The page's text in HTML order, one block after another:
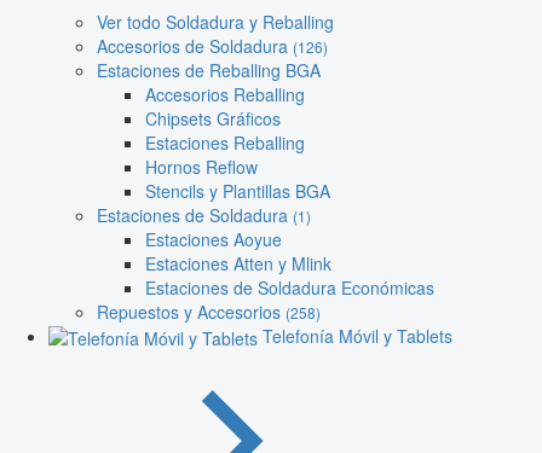
Ver todo Soldadura y Reballing
Accesorios de Soldadura (126)
Estaciones de Reballing BGA
Accesorios Reballing
Chipsets Gráficos
Estaciones Reballing
Hornos Reflow
Stencils y Plantillas BGA
Estaciones de Soldadura (1)
Estaciones Aoyue
Estaciones Atten y Mlink
Estaciones de Soldadura Económicas
Repuestos y Accesorios (258)
Telefonía Móvil y Tablets